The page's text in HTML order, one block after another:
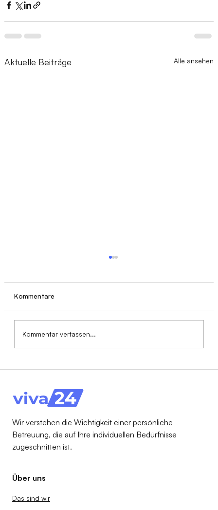
Aktuelle Beiträge Alle ansehen
Pflegehilfsmittel 2025 zum Verbrauch
Familien
Kommentare
Kommentar verfassen...
Wir verstehen die Wichtigkeit einer persönliche
Betreuung, die auf Ihre individuellen Bedürfnisse
zugeschnitten ist.
Über uns
Das sind wir